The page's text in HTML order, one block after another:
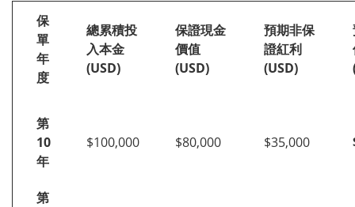
保
單
年
度
總累積投
入本金
(USD)
保證現金
價值
(USD)
預期非保
證紅利
(USD)
第
10
年
$100,000 $80,000 $35,000
第